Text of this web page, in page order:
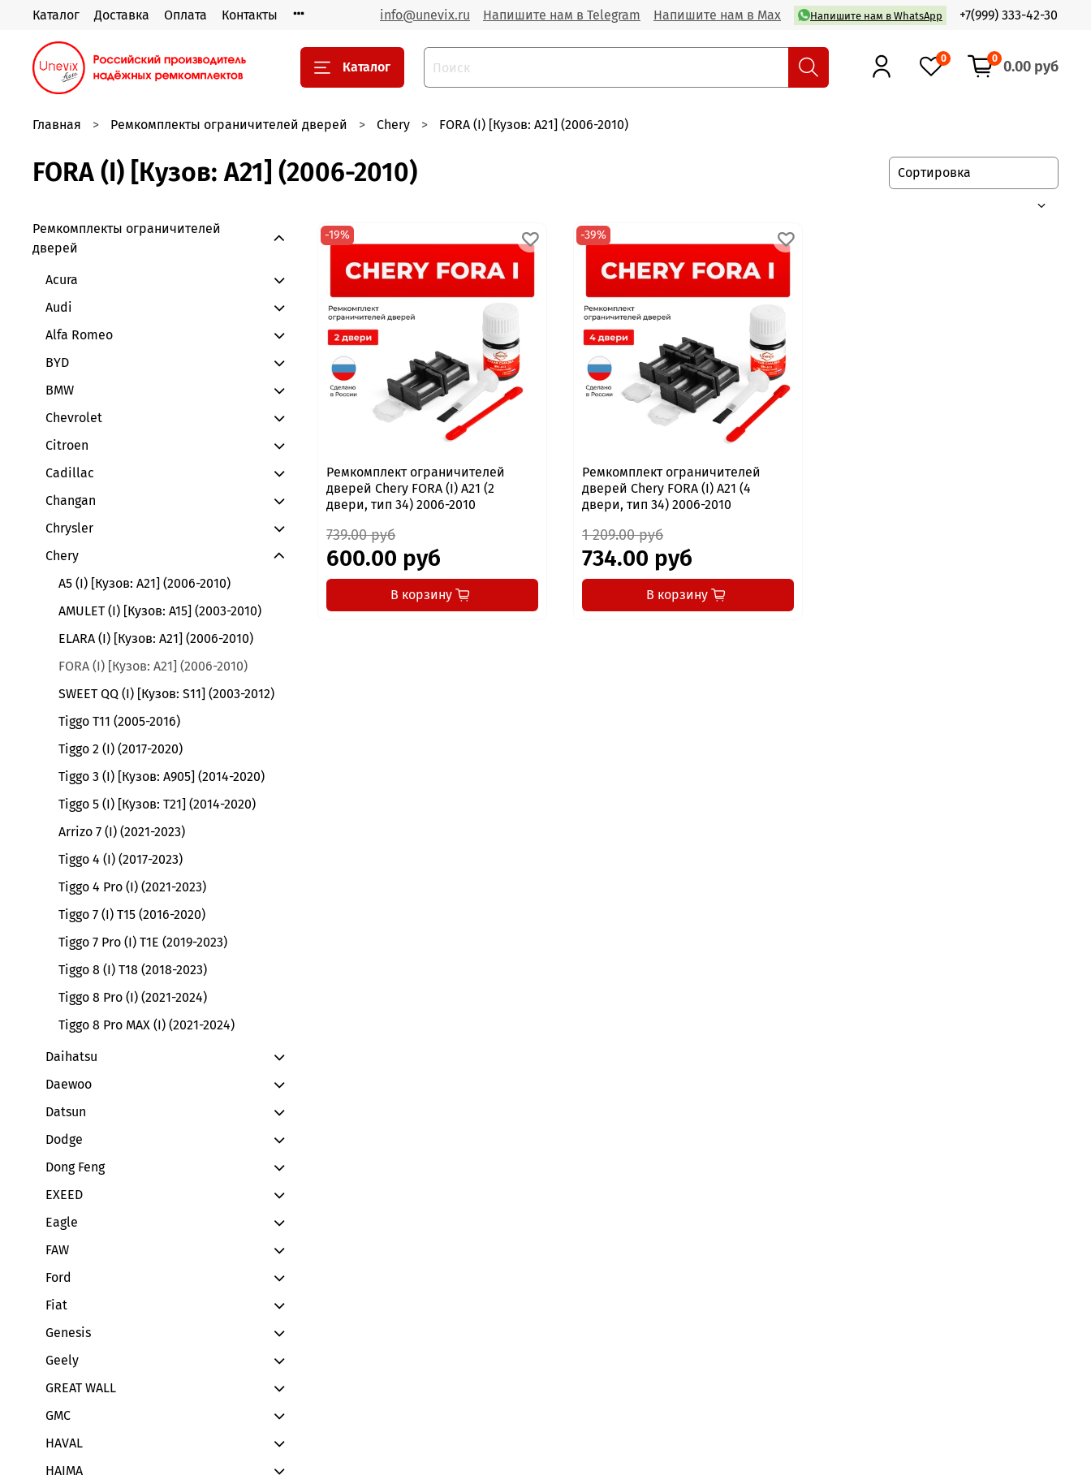
Каталог Доставка Оплата Контакты info@unevix.ru Напишите нам в Telegram Напишите нам в Max Напишите нам в WhatsApp +7(999) 333-42-30
Каталог
0 0 0.00 руб
Главная Ремкомплекты ограничителей дверей Chery FORA (I) [Кузов: A21] (2006-2010)
FORA (I) [Кузов: A21] (2006-2010)
-19%
Ремкомплект ограничителей
дверей Chery FORA (I) A21 (2
двери, тип 34) 2006-2010
739.00 руб
600.00 руб
В корзину
-39%
Ремкомплект ограничителей
дверей Chery FORA (I) A21 (4
двери, тип 34) 2006-2010
1 209.00 руб
734.00 руб
В корзину
Ремкомплекты ограничителей
дверей
Acura
Audi
Alfa Romeo
BYD
BMW
Chevrolet
Citroen
Cadillac
Changan
Chrysler
Chery
A5 (I) [Кузов: A21] (2006-2010)
AMULET (I) [Кузов: A15] (2003-2010)
ELARA (I) [Кузов: A21] (2006-2010)
FORA (I) [Кузов: A21] (2006-2010)
SWEET QQ (I) [Кузов: S11] (2003-2012)
Tiggo T11 (2005-2016)
Tiggo 2 (I) (2017-2020)
Tiggo 3 (I) [Кузов: A905] (2014-2020)
Tiggo 5 (I) [Кузов: T21] (2014-2020)
Arrizo 7 (I) (2021-2023)
Tiggo 4 (I) (2017-2023)
Tiggo 4 Pro (I) (2021-2023)
Tiggo 7 (I) T15 (2016-2020)
Tiggo 7 Pro (I) T1E (2019-2023)
Tiggo 8 (I) T18 (2018-2023)
Tiggo 8 Pro (I) (2021-2024)
Tiggo 8 Pro MAX (I) (2021-2024)
Daihatsu
Daewoo
Datsun
Dodge
Dong Feng
EXEED
Eagle
FAW
Ford
Fiat
Genesis
Geely
GREAT WALL
GMC
HAVAL
HAIMA